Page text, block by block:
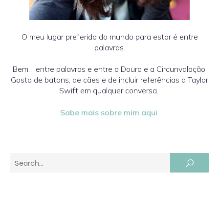
O meu lugar preferido do mundo para estar é entre
palavras.
Bem… entre palavras e entre o Douro e a Circunvalação.
Gosto de batons, de cães e de incluir referências a Taylor
Swift em qualquer conversa.
Sabe mais sobre mim aqui.